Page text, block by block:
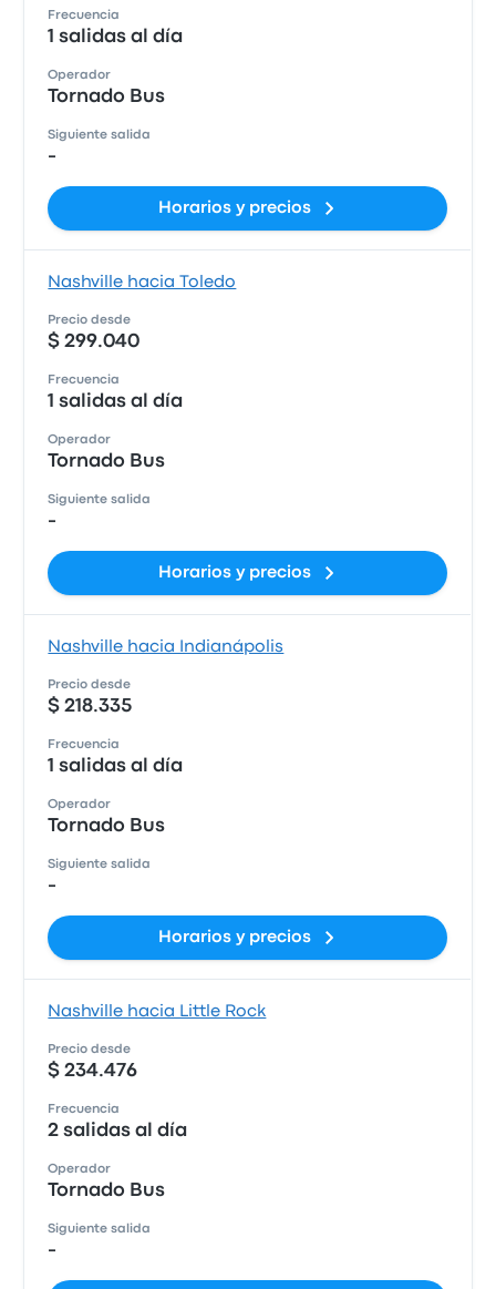
Frecuencia
1 salidas al día
Operador
Tornado Bus
Siguiente salida
-
Horarios y precios
Nashville hacia Toledo
Precio desde
$ 299.040
Frecuencia
1 salidas al día
Operador
Tornado Bus
Siguiente salida
-
Horarios y precios
Nashville hacia Indianápolis
Precio desde
$ 218.335
Frecuencia
1 salidas al día
Operador
Tornado Bus
Siguiente salida
-
Horarios y precios
Nashville hacia Little Rock
Precio desde
$ 234.476
Frecuencia
2 salidas al día
Operador
Tornado Bus
Siguiente salida
-